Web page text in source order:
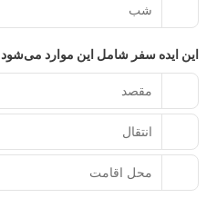
شب‌
این ایده سفر شامل این موارد می‌شود
مقصد
انتقال
محل اقامت